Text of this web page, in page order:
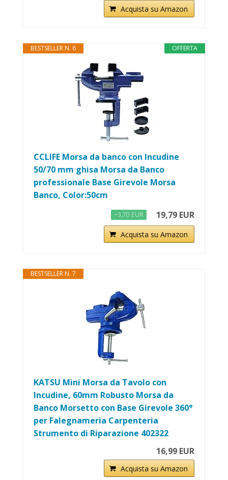
Acquista su Amazon
OFFERTA
BESTSELLER N. 6
CCLIFE Morsa da banco con Incudine
50/70 mm ghisa Morsa da Banco
professionale Base Girevole Morsa
Banco, Color:50cm
−3,70 EUR 19,79 EUR
Acquista su Amazon
BESTSELLER N. 7
KATSU Mini Morsa da Tavolo con
Incudine, 60mm Robusto Morsa da
Banco Morsetto con Base Girevole 360°
per Falegnameria Carpenteria
Strumento di Riparazione 402322
16,99 EUR
Acquista su Amazon